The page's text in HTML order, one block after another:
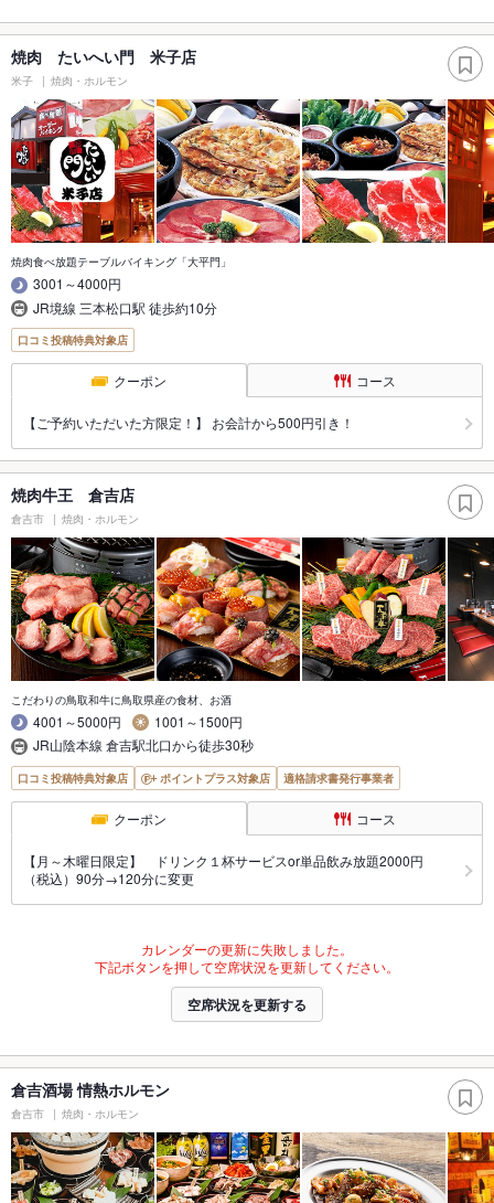
焼肉 たいへい門 米子店
米子 焼肉・ホルモン
焼肉食べ放題テーブルバイキング「大平門」
3001～4000円
JR境線 三本松口駅 徒歩約10分
口コミ投稿特典対象店
クーポン コース
【ご予約いただいた方限定！】 お会計から500円引き！
焼肉牛王 倉吉店
倉吉市 焼肉・ホルモン
こだわりの鳥取和牛に鳥取県産の食材、お酒
4001～5000円
1001～1500円
JR山陰本線 倉吉駅北口から徒歩30秒
口コミ投稿特典対象店 ポイントプラス対象店 適格請求書発行事業者
クーポン コース
【月～木曜日限定】 ドリンク１杯サービスor単品飲み放題2000円
（税込）90分→120分に変更
カレンダーの更新に失敗しました。
下記ボタンを押して空席状況を更新してください。
空席状況を更新する
倉吉酒場 情熱ホルモン
倉吉市 焼肉・ホルモン